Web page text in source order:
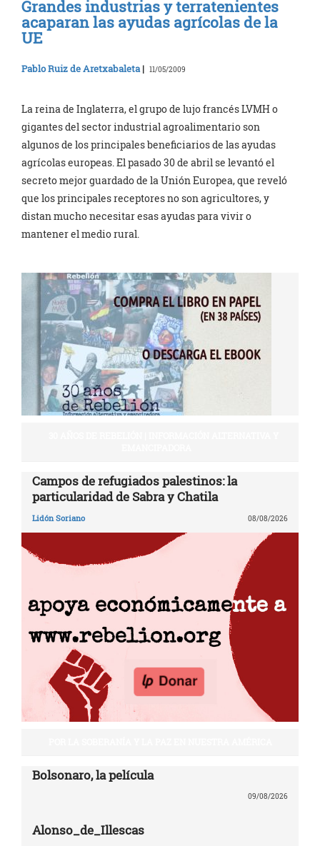
Grandes industrias y terratenientes
acaparan las ayudas agrícolas de la
UE
Pablo Ruiz de Aretxabaleta| 11/05/2009
La reina de Inglaterra, el grupo de lujo francés LVMH o
gigantes del sector industrial agroalimentario son
algunos de los principales beneficiarios de las ayudas
agrícolas europeas. El pasado 30 de abril se levantó el
secreto mejor guardado de la Unión Europea, que reveló
que los principales receptores no son agricultores, y
distan mucho necesitar esas ayudas para vivir o
mantener el medio rural.
Campos de refugiados palestinos: la
particularidad de Sabra y Chatila
Lidón Soriano 08/08/2026
Bolsonaro, la película
09/08/2026
Alonso_de_Illescas